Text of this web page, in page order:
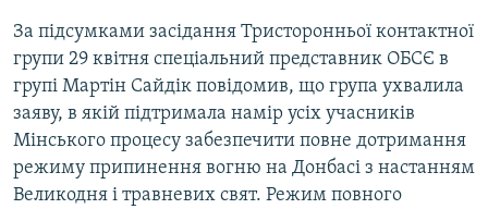
За підсумками засідання Тристоронньої контактної
групи 29 квітня спеціальний представник ОБСЄ в
групі Мартін Сайдік повідомив, що група ухвалила
заяву, в якій підтримала намір усіх учасників
Мінського процесу забезпечити повне дотримання
режиму припинення вогню на Донбасі з настанням
Великодня і травневих свят. Режим повного